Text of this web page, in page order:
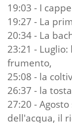
19:03 - I
19:27 - La
20:34 - La
23:21 -
frumento,
25:08 - la
26:37 - la
27:20 -
dell'acqua, il